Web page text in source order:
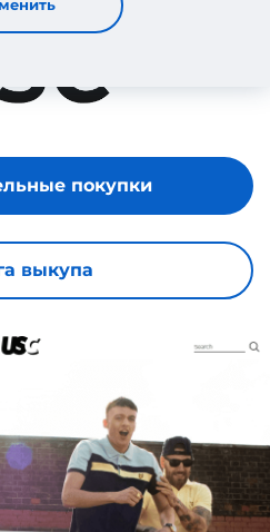
выкупа
покупки